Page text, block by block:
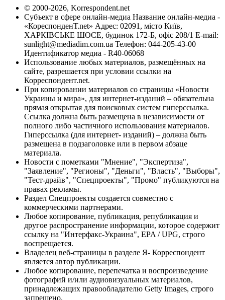
© 2000-2026, Korrespondent.net
Субъект в сфере онлайн-медиа Название онлайн-медиа -
«КореспонденТ.net» Адрес: 02091, місто Київ,
ХАРКІВСЬКЕ ШОСЕ, будинок 172-Б, офіс 208/1 E-mail:
sunlight@mediadim.com.ua Телефон: 044-205-43-00
Идентификатор медиа - R40-06068
Использование любых материалов, размещённых на
сайте, разрешается при условии ссылки на
Корреспондент.net.
При копировании материалов со страницы «Новости
Украины и мира», для интернет-изданий – обязательна
прямая открытая для поисковых систем гиперссылка.
Ссылка должна быть размещена в независимости от
полного либо частичного использования материалов.
Гиперссылка (для интернет- изданий) – должна быть
размещена в подзаголовке или в первом абзаце
материала.
Новости с пометками "Мнение", "Экспертиза",
"Заявление", "Регионы", "Деньги", "Власть", "Выборы",
"Тест-драйв", "Спецпроекты", "Промо" публикуются на
правах рекламы.
Раздел Спецпроекты создается совместно с
коммерческими партнерами.
Любое копирование, публикация, републикация и
другое распространение информации, которое содержит
ссылку на "Интерфакс-Украина", EPA / UPG, строго
воспрещается.
Владелец веб-страницы в разделе Я- Корреспондент
является автор публикации.
Любое копирование, перепечатка и воспроизведение
фотографий и/или аудиовизуальных материалов,
принадлежащих правообладателю Getty Images, строго
запрещено.